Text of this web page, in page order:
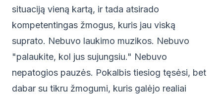
situaciją vieną kartą, ir tada atsirado
kompetentingas žmogus, kuris jau viską
suprato. Nebuvo laukimo muzikos. Nebuvo
"palaukite, kol jus sujungsiu." Nebuvo
nepatogios pauzės. Pokalbis tiesiog tęsėsi, bet
dabar su tikru žmogumi, kuris galėjo realiai